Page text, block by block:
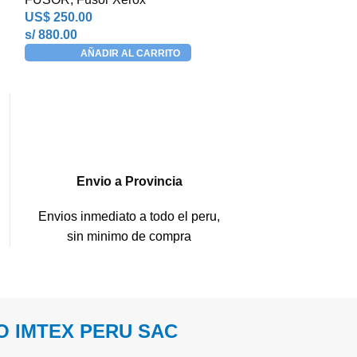
US$250.00
s/ 880.00
AÑADIR AL CARRITO
Envio a Provincia
Envios inmediato a todo el peru,
sin minimo de compra
IMTEX PERU SAC